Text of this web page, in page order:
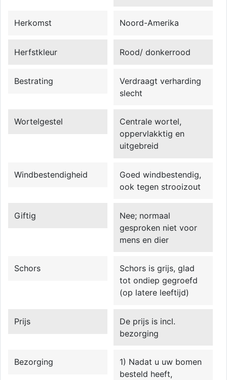
Herkomst Noord-Amerika
Herfstkleur Rood/ donkerrood
Bestrating
Verdraagt verharding
slecht
Wortelgestel
Centrale wortel,
oppervlakktig en
uitgebreid
Windbestendigheid
Goed windbestendig,
ook tegen strooizout
Giftig
Nee; normaal
gesproken niet voor
mens en dier
Schors
Schors is grijs, glad
tot ondiep gegroefd
(op latere leeftijd)
Prijs
De prijs is incl.
bezorging
Bezorging
1) Nadat u uw bomen
besteld heeft,